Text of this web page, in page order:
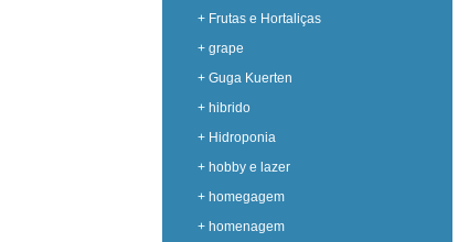
+ Frutas e Hortaliças
+ grape
+ Guga Kuerten
+ hibrido
+ Hidroponia
+ hobby e lazer
+ homegagem
+ homenagem